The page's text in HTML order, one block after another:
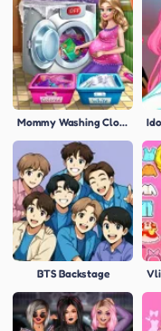
Mommy Washing Clothes
BTS Backstage